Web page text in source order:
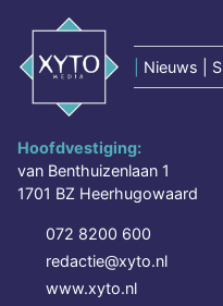
Nieuws |
Hoofdvestiging:
van Benthuizenlaan 1
1701 BZ Heerhugowaard
072 8200 600
redactie@xyto.nl
www.xyto.nl